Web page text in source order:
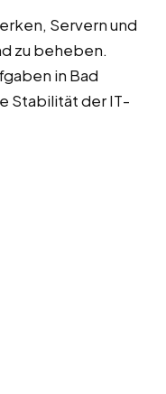
Servern und
zu beheben.
in Bad
Stabilität der IT-